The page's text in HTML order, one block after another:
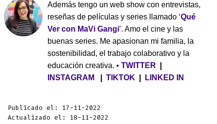
Además tengo un web show con entrevistas,
reseñas de películas y series llamado ‘Qué
Ver con MaVi Gangi’. Amo el cine y las
buenas series. Me apasionan mi familia, la
sostenibilidad, el trabajo colaborativo y la
educación creativa. • TWITTER
INSTAGRAM
TIKTOK LINKED IN
Publicado el: 17-11-2022
Actualizado el: 18-11-2022